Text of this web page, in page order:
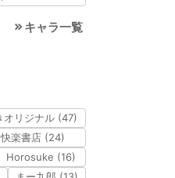
キャラ一覧
オリジナル (47)
楽書店 (24)
Horosuke (16)